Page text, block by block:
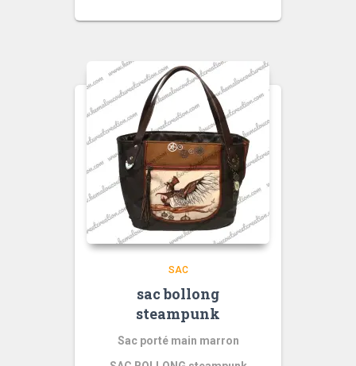
SAC
sac bollong
steampunk
Sac porté main marron